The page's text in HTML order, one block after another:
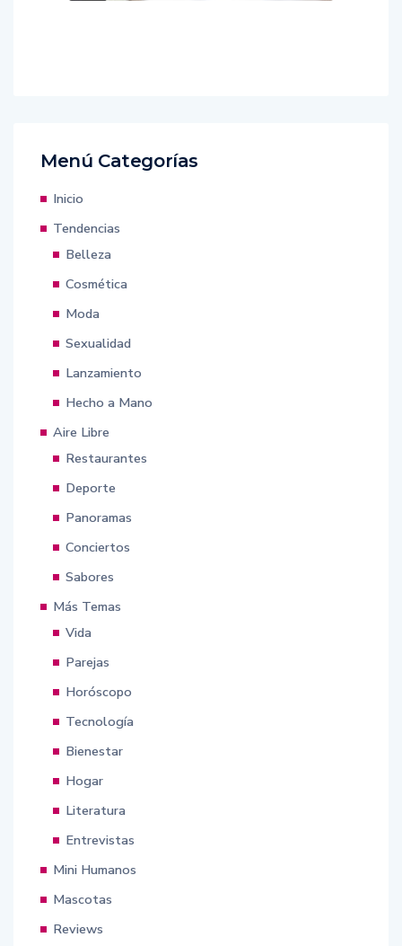
Menú Categorías
Inicio
Tendencias
Belleza
Cosmética
Moda
Sexualidad
Lanzamiento
Hecho a Mano
Aire Libre
Restaurantes
Deporte
Panoramas
Conciertos
Sabores
Más Temas
Vida
Parejas
Horóscopo
Tecnología
Bienestar
Hogar
Literatura
Entrevistas
Mini Humanos
Mascotas
Reviews